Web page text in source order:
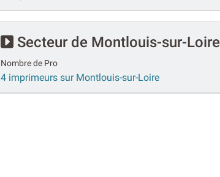
Secteur de Montlouis-sur-Loire
Nombre de Pro
4 imprimeurs sur Montlouis-sur-Loire